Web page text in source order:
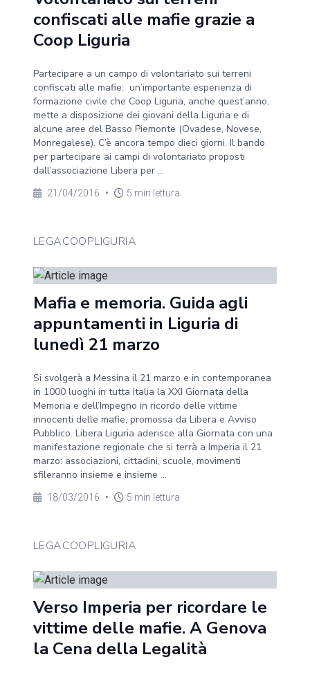
confiscati alle mafie grazie a
Coop Liguria
Partecipare a un campo di volontariato sui terreni
confiscati alle mafie: un’importante esperienza di
formazione civile che Coop Liguria, anche quest’anno,
mette a disposizione dei giovani della Liguria e di
alcune aree del Basso Piemonte (Ovadese, Novese,
Monregalese). C’è ancora tempo dieci giorni. Il bando
per partecipare ai campi di volontariato proposti
dall’associazione Libera per ...
21/04/2016 • 5 min lettura
LEGACOOPLIGURIA
Mafia e memoria. Guida agli
appuntamenti in Liguria di
lunedì 21 marzo
Si svolgerà a Messina il 21 marzo e in contemporanea
in 1000 luoghi in tutta Italia la XXI Giornata della
Memoria e dell’Impegno in ricordo delle vittime
innocenti delle mafie, promossa da Libera e Avviso
Pubblico. Libera Liguria aderisce alla Giornata con una
manifestazione regionale che si terrà a Imperia il 21
marzo: associazioni, cittadini, scuole, movimenti
sfileranno insieme e insieme ...
18/03/2016 • 5 min lettura
LEGACOOPLIGURIA
Verso Imperia per ricordare le
vittime delle mafie. A Genova
la Cena della Legalità